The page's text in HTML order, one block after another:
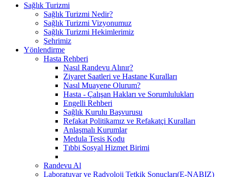
Sağlık Turizmi
Sağlık Turizmi Nedir?
Sağlık Turizmi Vizyonumuz
Sağlık Turizmi Hekimlerimiz
Şehrimiz
Yönlendirme
Hasta Rehberi
Nasıl Randevu Alınır?
Ziyaret Saatleri ve Hastane Kuralları
Nasıl Muayene Olurum?
Hasta - Çalışan Hakları ve Sorumlulukları
Engelli Rehberi
Sağlık Kurulu Başvurusu
Refakat Politikamız ve Refakatçi Kuralları
Anlaşmalı Kurumlar
Medula Tesis Kodu
Tıbbi Sosyal Hizmet Birimi
Randevu Al
Laboratuvar ve Radyoloji Tetkik Sonuçları(E-NABIZ)